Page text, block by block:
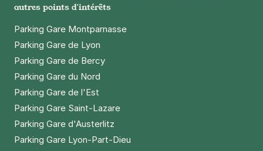
autres points d'intérêts
Parking Gare Montparnasse
Parking Gare de Lyon
Parking Gare de Bercy
Parking Gare du Nord
Parking Gare de l'Est
Parking Gare Saint-Lazare
Parking Gare d'Austerlitz
Parking Gare Lyon-Part-Dieu